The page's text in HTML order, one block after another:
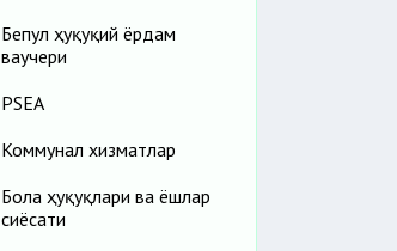
Бепул ҳуқуқий ёрдам
ваучери
PSEA
Коммунал хизматлар
Бола ҳуқуқлари ва ёшлар
сиёсати